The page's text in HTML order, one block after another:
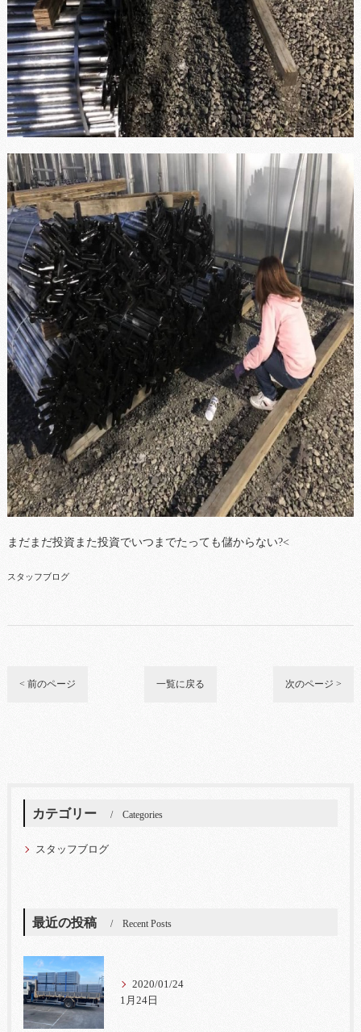
まだまだ投資また投資でいつまでたっても儲からない?<
スタッフブログ
< 前のページ 一覧に戻る 次のページ >
カテゴリー Categories
スタッフブログ
最近の投稿 Recent Posts
2020/01/24
1月24日